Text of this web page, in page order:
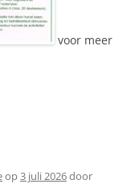
voor meer
op3 juli 2026door